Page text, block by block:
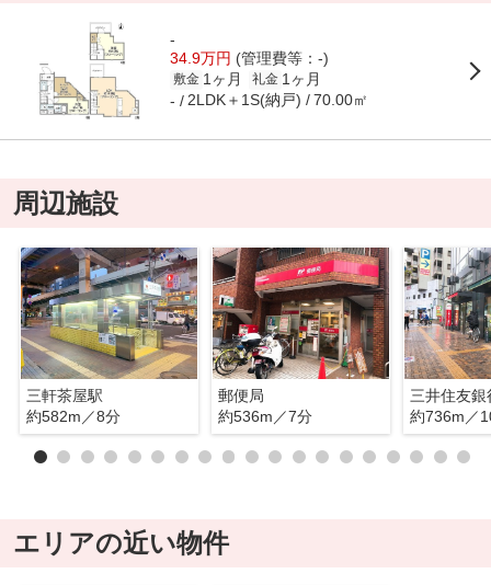
-
34.9万円 (管理費等：-)
敷金 1ヶ月 礼金 1ヶ月
- 2LDK＋1S(納戸) 70.00㎡
周辺施設
三軒茶屋駅
約582m／8分
郵便局
約536m／7分
三井住友銀
約736m／
エリアの近い物件